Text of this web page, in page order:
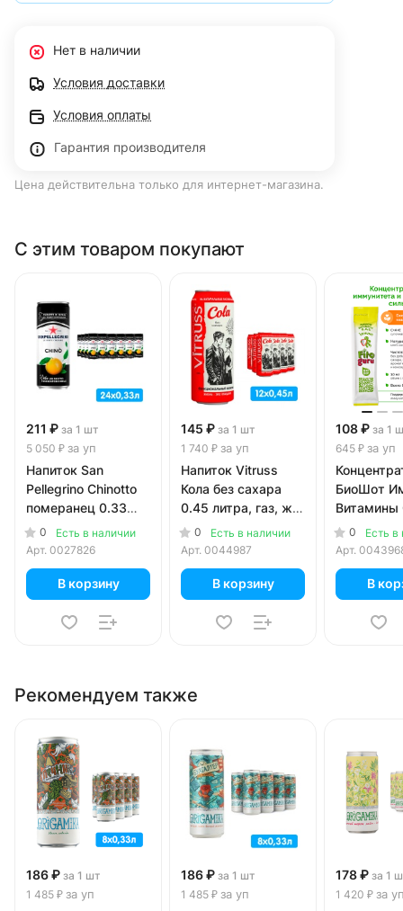
Нет в наличии
Условия доставки
Условия оплаты
Гарантия производителя
Цена действительна только для интернет-магазина.
С этим товаром покупают
211 ₽ за 1 шт
5 050 ₽ за уп
Напиток San
Pellegrino Chinotto
померанец 0.33
литра, газ, ж/б, 24
шт. в уп.
0
Есть в наличии
Арт. 0027826
В корзину
145 ₽ за 1 шт
1 740 ₽ за уп
Напиток Vitruss
Кола без сахара
0.45 литра, газ, ж/
б, 12 шт. в уп.
0
Есть в наличии
Арт. 0044987
В корзину
108 ₽ за 1
645 ₽ за уп
БиоШот
Витамины
жидкий
0
Есть в
Арт.
В
Рекомендуем также
186 ₽ за 1 шт
1 485 ₽ за уп
186 ₽ за 1 шт
1 485 ₽ за уп
178 ₽ за 1
1 420 ₽ за